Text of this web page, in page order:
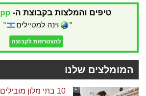
המומלצים שלנו
10 בתי מלון מובילים בעיר וינה